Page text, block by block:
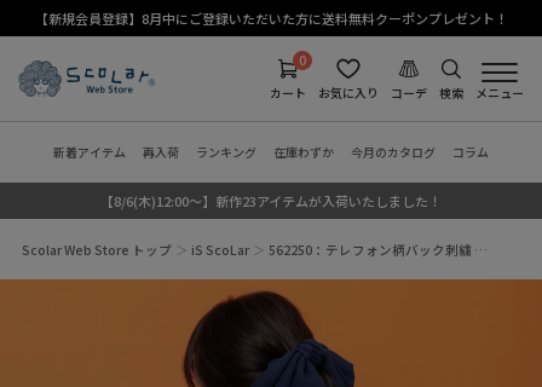
【新規会員登録】8月中にご登録いただいた方に送料無料クーポンプレゼント！
検索
コーデ
お気に入り
0
カート
メニュー
新着アイテム 再入荷 ランキング 在庫わずか 今月のカタログ コラム
【8/6(木)12:00～】新作23アイテムが入荷いたしました！
Scolar Web Store トップ iS ScoLar 562250：テレフォン柄バック刺繍 …